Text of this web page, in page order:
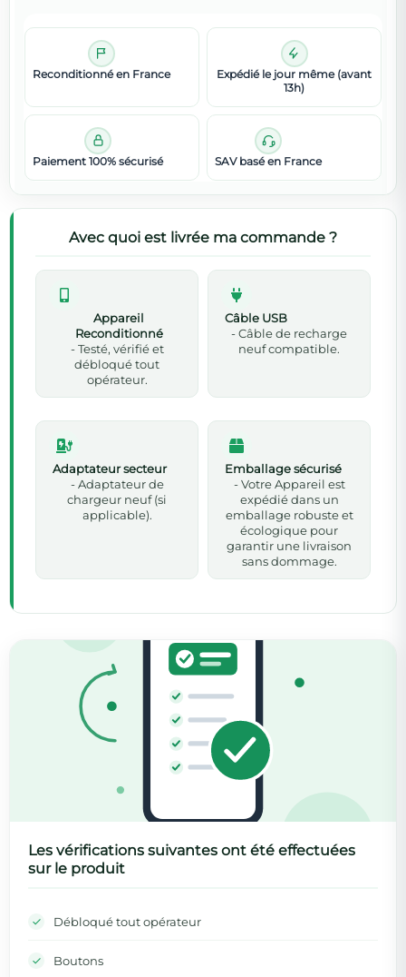
Reconditionné en France
Expédié le jour même (avant
13h)
Paiement 100% sécurisé SAV basé en France
Avec quoi est livrée ma commande ?
Appareil
Reconditionné
- Testé, vérifié et
débloqué tout
opérateur.
Câble USB
- Câble de recharge
neuf compatible.
Adaptateur secteur
- Adaptateur de
chargeur neuf (si
applicable).
Emballage sécurisé
- Votre Appareil est
expédié dans un
emballage robuste et
écologique pour
garantir une livraison
sans dommage.
Les vérifications suivantes ont été effectuées
sur le produit
Débloqué tout opérateur
Boutons